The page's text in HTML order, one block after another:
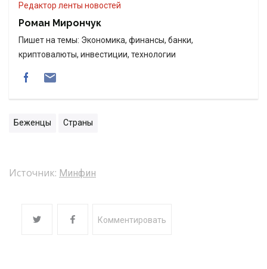
Редактор ленты новостей
Роман Мирончук
Пишет на темы: Экономика, финансы, банки,
криптовалюты, инвестиции, технологии
Беженцы Страны
Источник: Минфин
Комментировать